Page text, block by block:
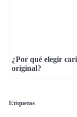
¿Por qué elegir
original?
Etiquetas